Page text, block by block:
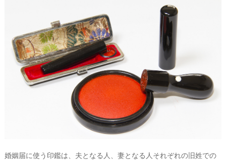
婚姻届に使う印鑑は、 夫となる人、妻となる人それぞれの旧姓での